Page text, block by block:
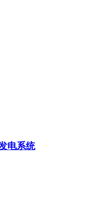
电系统